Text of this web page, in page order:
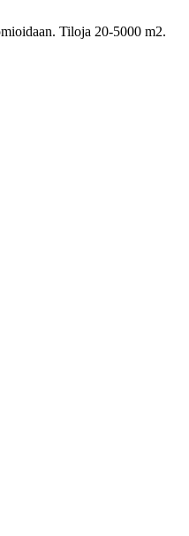
Tiloja 20-5000 m2.